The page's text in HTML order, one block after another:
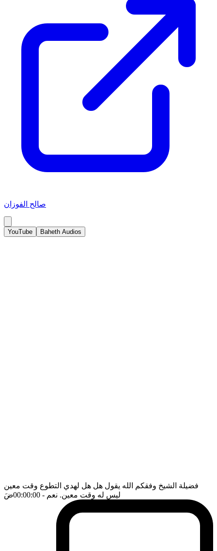
صالح الفوزان
YouTube Baheth Audios
فضيلة الشيخ وفقكم الله يقول هل هل لهدي التطوع وقت معين
ليس له وقت معين. نعم - 00:00:00 ضَ